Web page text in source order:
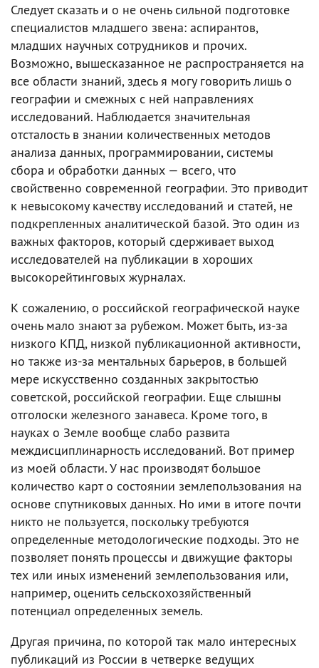
Следует сказать и о не очень сильной подготовке
специалистов младшего звена: аспирантов,
младших научных сотрудников и прочих.
Возможно, вышесказанное не распространяется на
все области знаний, здесь я могу говорить лишь о
географии и смежных с ней направлениях
исследований. Наблюдается значительная
отсталость в знании количественных методов
анализа данных, программировании, системы
сбора и обработки данных — всего, что
свойственно современной географии. Это приводит
к невысокому качеству исследований и статей, не
подкрепленных аналитической базой. Это один из
важных факторов, который сдерживает выход
исследователей на публикации в хороших
высокорейтинговых журналах.
К сожалению, о российской географической науке
очень мало знают за рубежом. Может быть, из-за
низкого КПД, низкой публикационной активности,
но также из-за ментальных барьеров, в большей
мере искусственно созданных закрытостью
советской, российской географии. Еще слышны
отголоски железного занавеса. Кроме того, в
науках о Земле вообще слабо развита
междисциплинарность исследований. Вот пример
из моей области. У нас производят большое
количество карт о состоянии землепользования на
основе спутниковых данных. Но ими в итоге почти
никто не пользуется, поскольку требуются
определенные методологические подходы. Это не
позволяет понять процессы и движущие факторы
тех или иных изменений землепользования или,
например, оценить сельскохозяйственный
потенциал определенных земель.
Другая причина, по которой так мало интересных
публикаций из России в четверке ведущих